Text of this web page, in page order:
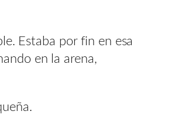
Estaba por fin en esa
en la arena,